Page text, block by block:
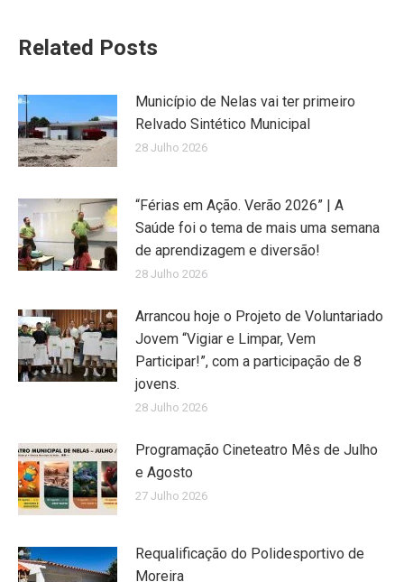
Related Posts
Município de Nelas vai ter primeiro
Relvado Sintético Municipal
28 Julho 2026
“Férias em Ação. Verão 2026” | A
Saúde foi o tema de mais uma semana
de aprendizagem e diversão!
28 Julho 2026
Arrancou hoje o Projeto de Voluntariado
Jovem “Vigiar e Limpar, Vem
Participar!”, com a participação de 8
jovens.
28 Julho 2026
Programação Cineteatro Mês de Julho
e Agosto
27 Julho 2026
Requalificação do Polidesportivo de
Moreira